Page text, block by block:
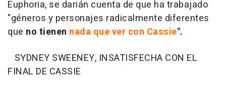
Euphoria, se darián cuenta de que ha trabajado
"géneros y personajes radicalmente diferentes
que no tienen nada que ver con Cassie".
SYDNEY SWEENEY, INSATISFECHA CON EL
FINAL DE CASSIE